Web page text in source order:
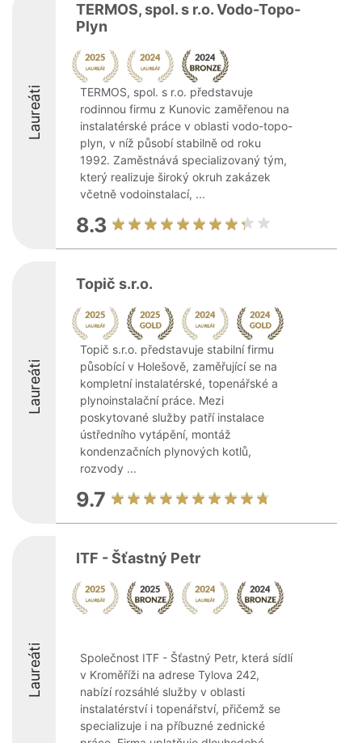
Laureáti
TERMOS, spol. s r.o. Vodo-Topo-
Plyn
TERMOS, spol. s r.o. představuje
rodinnou firmu z Kunovic zaměřenou na
instalatérské práce v oblasti vodo-topo-
plyn, v níž působí stabilně od roku
1992. Zaměstnává specializovaný tým,
který realizuje široký okruh zakázek
včetně vodoinstalací, ...
8.3
Laureáti
Topič s.r.o.
Topič s.r.o. představuje stabilní firmu
působící v Holešově, zaměřující se na
kompletní instalatérské, topenářské a
plynoinstalační práce. Mezi
poskytované služby patří instalace
ústředního vytápění, montáž
kondenzačních plynových kotlů,
rozvody ...
9.7
Laureáti
ITF - Šťastný Petr
Společnost ITF - Šťastný Petr, která sídlí
v Kroměříži na adrese Tylova 242,
nabízí rozsáhlé služby v oblasti
instalatérství i topenářství, přičemž se
specializuje i na příbuzné zednické